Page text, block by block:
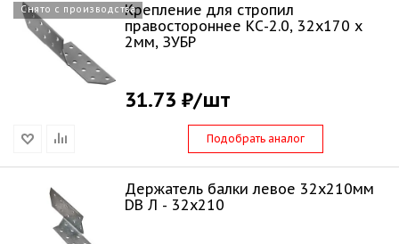
Снято с производстваКрепление для стропил
правостороннее КС-2.0, 32х170 х
2мм, ЗУБР
31.73 ₽/шт
Подобрать аналог
Держатель балки левое 32х210мм
DB Л - 32x210